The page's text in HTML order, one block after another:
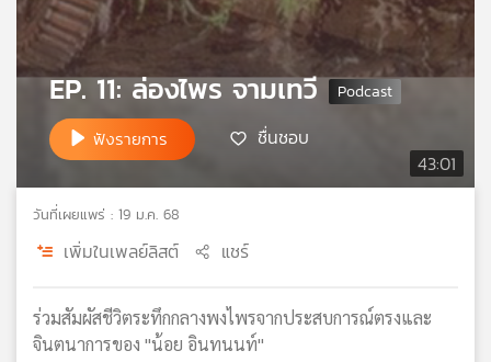
เครือ
ข่าย
วิทยุ
แผนที่
วิทยุ
ข่าย
43:01
EP. 11: ล่องไพร จามเทวี
ฟังรายการ ชื่นชอบ
วันที่เผยแพร่ : 19 ม.ค. 68
เพิ่มในเพลย์ลิสต์ แชร์
ร่วมสัมผัสชีวิตระทึกกลางพงไพรจากประสบการณ์ตรงและ
จินตนาการของ "น้อย อินทนนท์"